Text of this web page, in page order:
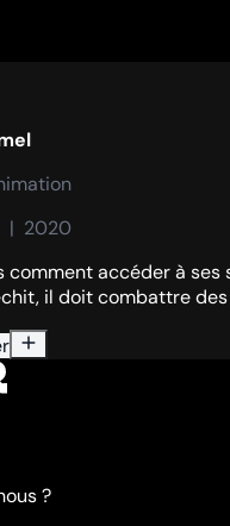
|  2020
comment accéder à ses
il doit combattre
?